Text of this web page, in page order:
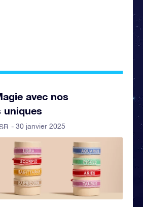
avec nos
uniques
- 30 janvier 2025